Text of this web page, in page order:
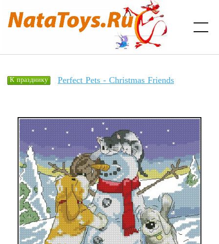
К празднику Perfect Pets - Christmas Friends